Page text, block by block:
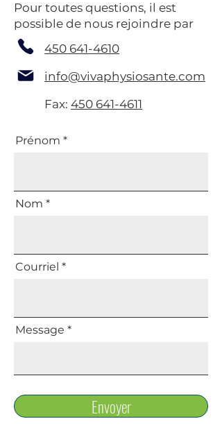
Pour toutes questions, il est
possible de nous rejoindre par
450 641-4610
info@vivaphysiosante.com
Fax: 450 641-4611
Prénom
Nom
Courriel
Message
Envoyer